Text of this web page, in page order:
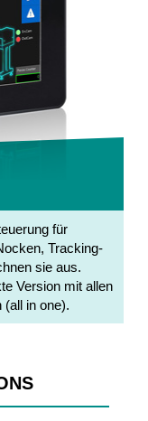
für
Tracking-
sie aus.
Version mit allen
(all in one).